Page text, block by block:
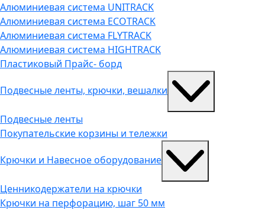
Алюминиевая система UNITRACK
Алюминиевая система ECOTRACK
Алюминиевая система FLYTRACK
Алюминиевая система HIGHTRACK
Пластиковый Прайс- борд
Подвесные ленты, крючки, вешалки
Подвесные ленты
Покупательские корзины и тележки
Крючки и Навесное оборудование
Ценникодержатели на крючки
Крючки на перфорацию, шаг 50 мм